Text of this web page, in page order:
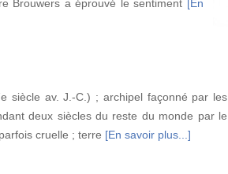
Brouwers a éprouvé le sentiment [En
siècle av. J.-C.) ; archipel façonné par les
deux siècles du reste du monde par le
cruelle ; terre [En savoir plus...]